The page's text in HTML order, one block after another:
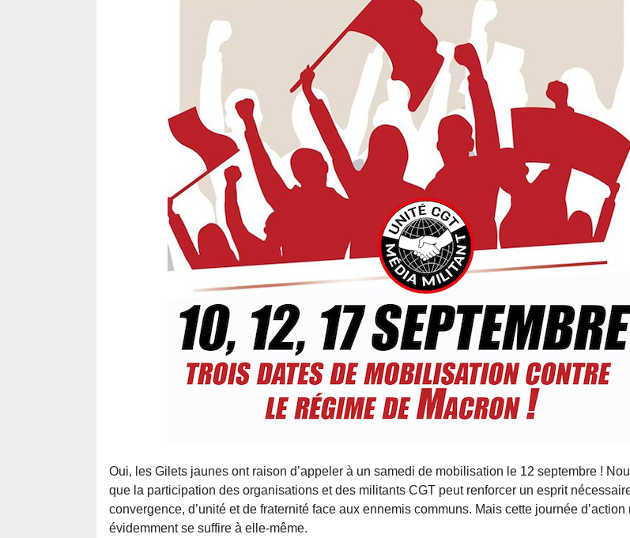
Oui, les Gilets jaunes ont raison d’appeler à un samedi de mobilisation le 12 septembre !
que la participation des organisations et des militants CGT peut renforcer un esprit
convergence, d’unité et de fraternité face aux ennemis communs. Mais cette journée d’action
évidemment se suffire à elle-même.